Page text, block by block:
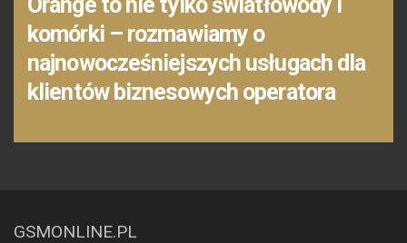
komórki – rozmawiamy o
najnowocześniejszych usługach dla
klientów biznesowych operatora
GSMONLINE.PL